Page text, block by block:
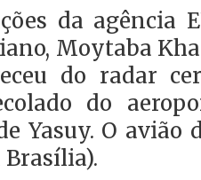
da agência
Moytaba
do radar
do
Yasuy. O avião
Brasília).